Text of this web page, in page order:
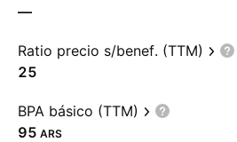
—
Ratio precio s/benef. (TTM)
25
BPA básico (TTM)
95 ARS